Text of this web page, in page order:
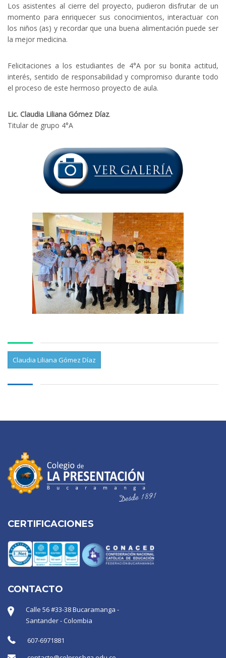
Los asistentes al cierre del proyecto, pudieron disfrutar de un
momento para enriquecer sus conocimientos, interactuar con
los niños (as) y recordar que una buena alimentación puede ser
la mejor medicina.
Felicitaciones a los estudiantes de 4°A por su bonita actitud,
interés, sentido de responsabilidad y compromiso durante todo
el proceso de este hermoso proyecto de aula.
Lic. Claudia Liliana Gómez Díaz.
Titular de grupo 4°A
Claudia Liliana Gómez Díaz
CERTIFICACIONES
CONTACTO
Calle 56 #33-38 Bucaramanga -
Santander - Colombia
607-6971881